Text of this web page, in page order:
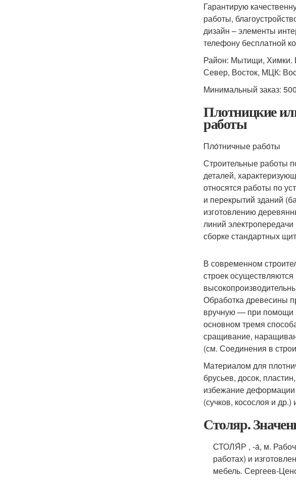
Гарантирую
работы,
дизайн – элементы
телефону бесплатной
Район: Мытищи, Химки.
Север, Восток, МЦК:
Минимальный заказ:
Плотницкие
работы
Пло́тничные рабо́ты
Строительные работы
деталей,
относятся работы по
и перекрытий зданий
изготовлению
линий
сборке стандартных
В современном
строек
Обработка древесины
вручную — при помощи
основном тремя
сращивание,
(см. Соединения в
Материалом для
брусьев, досок,
избежание деформации
(сучков, косослоя и
Столяр.
СТОЛЯ́Р , -а́, м.
работах) и
мебель. Сергеев-